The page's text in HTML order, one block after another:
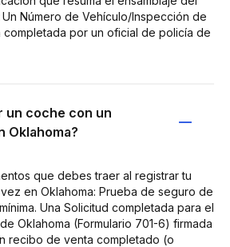
Número de Vehículo/Inspección de
completada por un oficial de policía de
un coche con un
Oklahoma?
que debes traer al registrar tu
en Oklahoma: Prueba de seguro de
Una Solicitud completada para el
Oklahoma (Formulario 701-6) firmada
recibo de venta completado (o